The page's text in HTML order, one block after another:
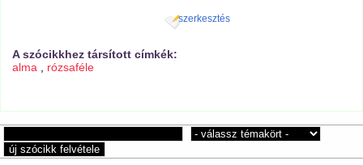
szerkesztés
A szócikkhez társított címkék:
alma
rózsaféle